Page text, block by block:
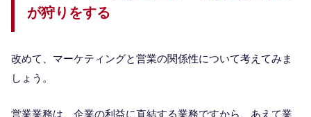
が狩りをする
改めて、マーケティングと営業の関係性について考えてみま
しょう。
営業業務は、企業の利益に直結する業務ですから、あえて業